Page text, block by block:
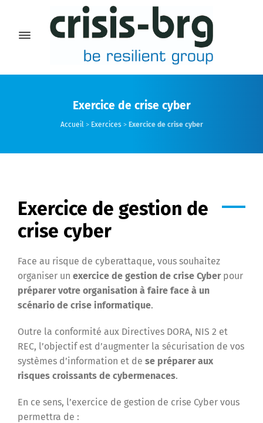
Exercice de crise cyber
Accueil> Exercices> Exercice de crise cyber
Exercice de gestion de
crise cyber
Face au risque de cyberattaque, vous souhaitez
organiser un exercice de gestion de crise Cyberpour
préparer votre organisation à faire face à un
scénario de crise informatique.
Outre la conformité aux Directives DORA, NIS 2 et
REC, l’objectif est d’augmenter la sécurisation de vos
systèmes d’information et de se préparer aux
risques croissants de cybermenaces.
En ce sens, l’exercice de gestion de crise Cyber vous
permettra de :